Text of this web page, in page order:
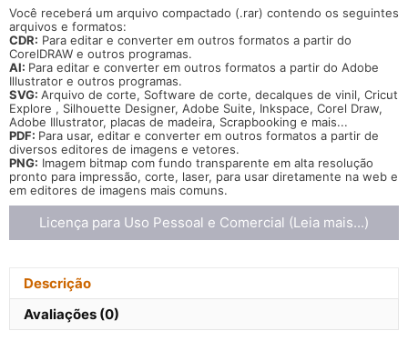
cdr
ai
svg
pdf
png
Você receberá um arquivo compactado (.rar) contendo os seguintes
arquivos e formatos:
CDR: Para editar e converter em outros formatos a partir do
CorelDRAW e outros programas.
AI: Para editar e converter em outros formatos a partir do Adobe
Illustrator e outros programas.
SVG: Arquivo de corte, Software de corte, decalques de vinil, Cricut
Explore , Silhouette Designer, Adobe Suite, Inkspace, Corel Draw,
Adobe Illustrator, placas de madeira, Scrapbooking e mais...
PDF: Para usar, editar e converter em outros formatos a partir de
diversos editores de imagens e vetores.
PNG: Imagem bitmap com fundo transparente em alta resolução
pronto para impressão, corte, laser, para usar diretamente na web e
em editores de imagens mais comuns.
Licença para Uso Pessoal e Comercial (Leia mais...)
Descrição
Avaliações (0)